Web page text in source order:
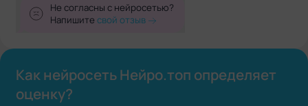
Не согласны с нейросетью?
Напишитесвой отзыв
Как нейросеть Нейро.топ определяет
оценку?